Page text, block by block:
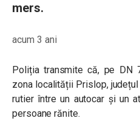
mers.
acum 3 ani
Poliția transmite că, pe DN
zona localității Prislop,
rutier între un autocar și un
persoane rănite.